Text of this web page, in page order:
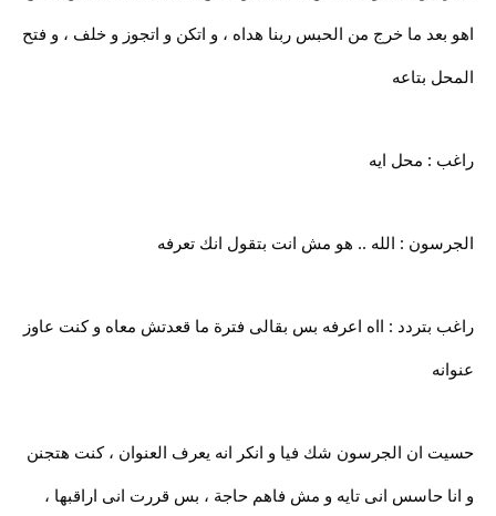
اهو بعد ما خرج من الحبس ربنا هداه ، و اتكن و اتجوز و خلف ، و فتح
المحل بتاعه
راغب : محل ايه
الجرسون : الله .. هو مش انت بتقول انك تعرفه
راغب بتردد : ااه اعرفه بس بقالى فترة ما قعدتش معاه و كنت عاوز
عنوانه
حسيت ان الجرسون شك فيا و انكر انه يعرف العنوان ، كنت هتجنن
و انا حاسس انى تايه و مش فاهم حاجة ، بس قررت انى اراقبها ،